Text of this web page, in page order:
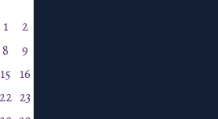
1
2
8
9
15 16
22 23